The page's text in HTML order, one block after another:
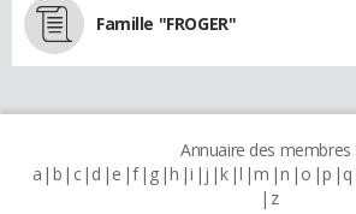
Famille "FROGER"
Annuaire des membres :
a b c d e f g h i j k l m n o p q
z